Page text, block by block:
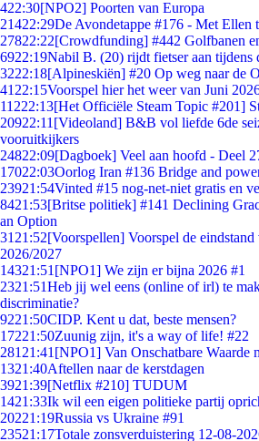
422:30[NPO2] Poorten van Europa
21422:29De Avondetappe #176 - Met Ellen
27822:22[Crowdfunding] #442 Golfbanen
6922:19Nabil B. (20) rijdt fietser aan tijdens
3222:18[Alpineskiën] #20 Op weg naar de
41 22:15Voorspel hier het weer van Juni
11222:13[Het Officiële Steam Topic #201]
20922:11 [Videoland] B&B vol liefde 6de
vooruitkijkers
24822:09[Dagboek] Veel aan hoofd - Deel
17022:03Oorlog Iran #136 Bridge and
23921:54Vinted #15 nog-net-niet gratis en
8421:53[Britse politiek] #141 Declining
an Option
31 21:52[Voorspellen] Voorspel de
2026/2027
14321:51 [NPO1] We zijn er bijna 2026 #1
2321:51Heb jij wel eens (online of irl) te
discriminatie?
9221:50CIDP. Kent u dat, beste mensen?
17221:50Zuunig zijn, it's a way of life! #22
281 21:41 [NPO1] Van Onschatbare Waarde
1321:40Aftellen naar de kerstdagen
3921:39[Netflix #210] TUDUM
1421:33Ik wil een eigen politieke partij
20221:19Russia vs Ukraine #91
23521:17Totale zonsverduistering 12-08-